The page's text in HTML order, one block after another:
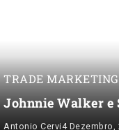
TRADE MARKETING
Johnnie Walker e
Antonio Cervi4 Dezembro,